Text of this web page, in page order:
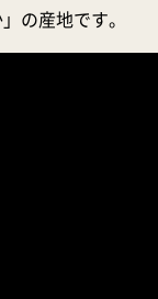
の産地です。